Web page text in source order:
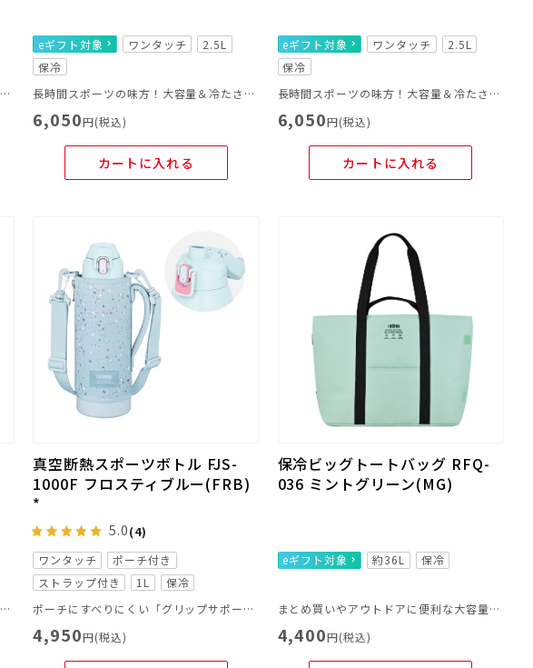
長時間スポーツの味方！大容量＆冷たさキープ
eギフト対象 ワンタッチ
2.5L
保冷
長時間スポーツの味方！大容量＆冷たさキープ
6,050円(税込)
カートに入れる
eギフト対象 ワンタッチ
2.5L
保冷
長時間スポーツの味方！大容量＆冷たさキープ
6,050円(税込)
カートに入れる
長時間スポーツの味方！大容量＆冷たさキープ
真空断熱スポーツボトル FJS-
1000F フロスティブルー(FRB)
*
5.0(4)
ワンタッチ
ポーチ付き
ストラップ付き
1L
保冷
ポーチにすべりにくい「グリップサポート」を採用！さらに飲みやすくなりました。
4,950円(税込)
保冷ビッグトートバッグ RFQ-
036 ミントグリーン(MG)
eギフト対象 約36L 保冷
まとめ買いやアウトドアに便利な大容量のトートバッグ
4,400円(税込)